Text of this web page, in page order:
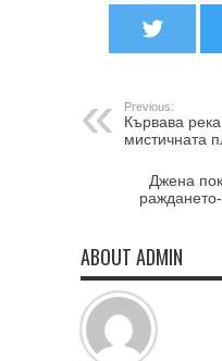
Previous:
Кървава
мистичната
Джена
ABOUT ADMIN